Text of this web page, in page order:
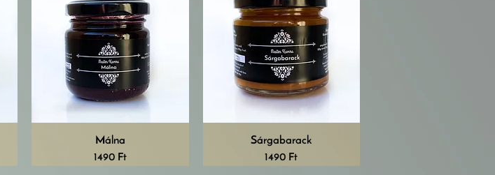
Málna
Ár
1490 Ft
Sárgabarack
Ár
1490 Ft